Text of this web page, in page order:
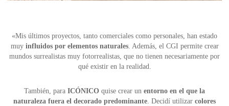
«Mis últimos proyectos, tanto comerciales como personales, han estado
muy influidos por elementos naturales. Además, el CGI permite crear
mundos surrealistas muy fotorrealistas, que no tienen necesariamente por
qué existir en la realidad.
También, para ICÓNICO quise crear un entorno en el que la
naturaleza fuera el decorado predominante. Decidí utilizar colores